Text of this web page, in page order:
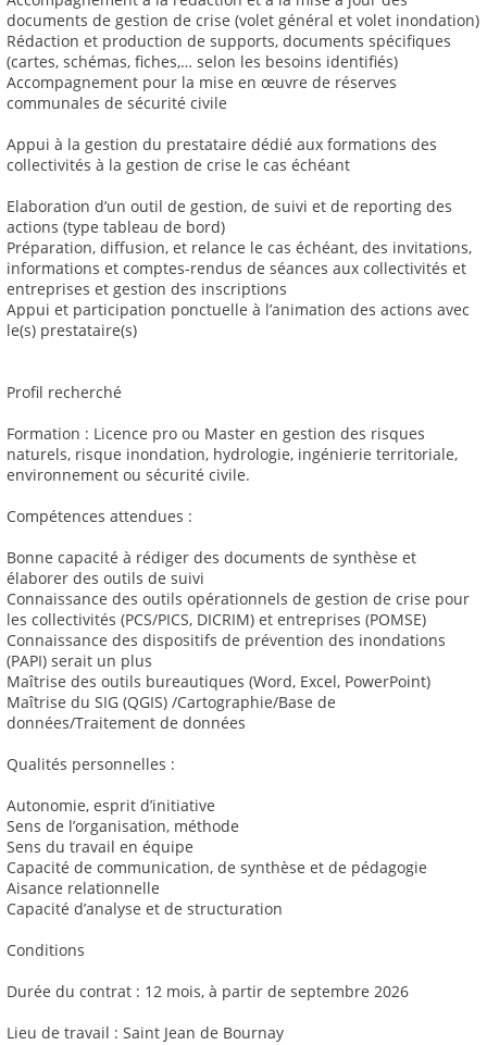
documents de gestion de crise (volet général et volet inondation)
Rédaction et production de supports, documents spécifiques
(cartes, schémas, fiches,… selon les besoins identifiés)
Accompagnement pour la mise en œuvre de réserves
communales de sécurité civile
Appui à la gestion du prestataire dédié aux formations des
collectivités à la gestion de crise le cas échéant
Elaboration d’un outil de gestion, de suivi et de reporting des
actions (type tableau de bord)
Préparation, diffusion, et relance le cas échéant, des invitations,
informations et comptes-rendus de séances aux collectivités et
entreprises et gestion des inscriptions
Appui et participation ponctuelle à l’animation des actions avec
le(s) prestataire(s)
Profil recherché
Formation : Licence pro ou Master en gestion des risques
naturels, risque inondation, hydrologie, ingénierie territoriale,
environnement ou sécurité civile.
Compétences attendues :
Bonne capacité à rédiger des documents de synthèse et
élaborer des outils de suivi
Connaissance des outils opérationnels de gestion de crise pour
les collectivités (PCS/PICS, DICRIM) et entreprises (POMSE)
Connaissance des dispositifs de prévention des inondations
(PAPI) serait un plus
Maîtrise des outils bureautiques (Word, Excel, PowerPoint)
Maîtrise du SIG (QGIS) /Cartographie/Base de
données/Traitement de données
Qualités personnelles :
Autonomie, esprit d’initiative
Sens de l’organisation, méthode
Sens du travail en équipe
Capacité de communication, de synthèse et de pédagogie
Aisance relationnelle
Capacité d’analyse et de structuration
Conditions
Durée du contrat : 12 mois, à partir de septembre 2026
Lieu de travail : Saint Jean de Bournay